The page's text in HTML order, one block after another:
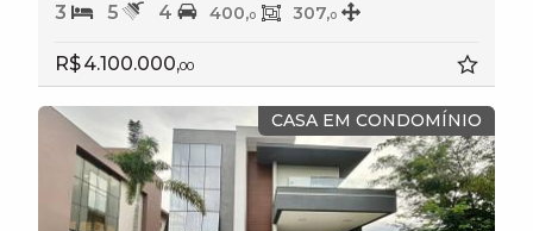
3 5 4 400,0 307,0
R$ 4.100.000,00
CASA EM CONDOMÍNIO